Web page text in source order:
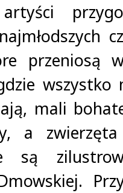
przeniosą
wszystko
mali
a
są